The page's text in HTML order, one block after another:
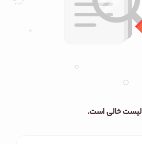
لیست خالی است.